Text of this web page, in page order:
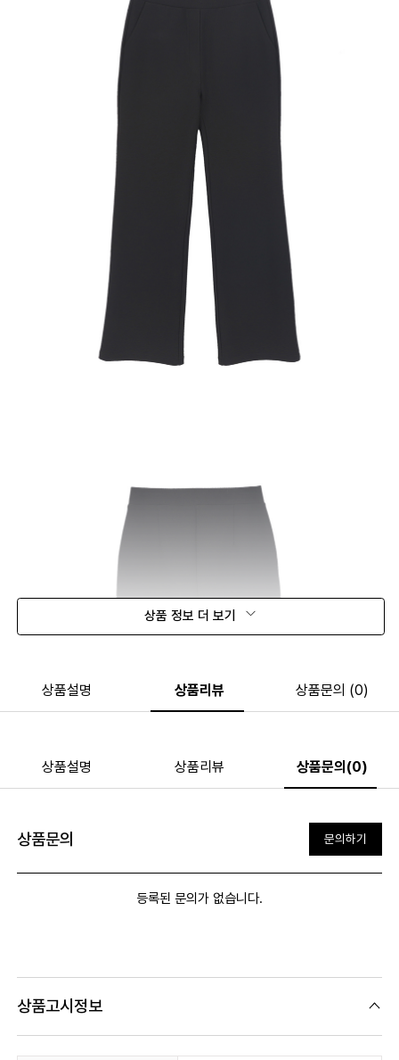
상품 정보 더 보기
상품설명 상품리뷰 상품문의 (0)
상품설명 상품리뷰 상품문의(0)
상품문의 문의하기
등록된 문의가 없습니다.
상품고시정보